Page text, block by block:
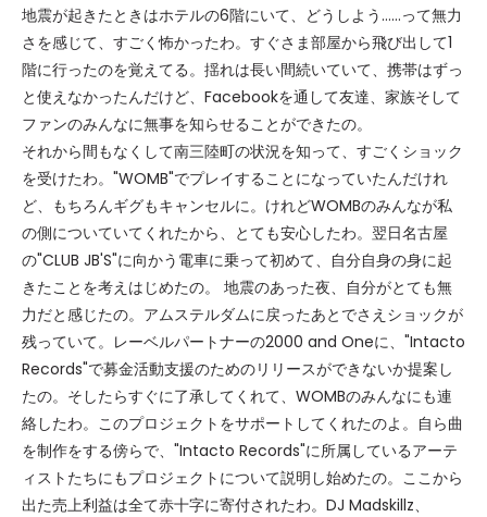
地震が起きたときはホテルの6階にいて、どうしよう……って無力
さを感じて、すごく怖かったわ。すぐさま部屋から飛び出して1
階に行ったのを覚えてる。揺れは長い間続いていて、携帯はずっ
と使えなかったんだけど、Facebookを通して友達、家族そして
ファンのみんなに無事を知らせることができたの。
それから間もなくして南三陸町の状況を知って、すごくショック
を受けたわ。"WOMB"でプレイすることになっていたんだけれ
ど、もちろんギグもキャンセルに。けれどWOMBのみんなが私
の側についていてくれたから、とても安心したわ。翌日名古屋
の"CLUB JB'S"に向かう電車に乗って初めて、自分自身の身に起
きたことを考えはじめたの。 地震のあった夜、自分がとても無
力だと感じたの。アムステルダムに戻ったあとでさえショックが
残っていて。レーベルパートナーの2000 and Oneに、"Intacto
Records"で募金活動支援のためのリリースができないか提案し
たの。そしたらすぐに了承してくれて、WOMBのみんなにも連
絡したわ。このプロジェクトをサポートしてくれたのよ。自ら曲
を制作をする傍らで、"Intacto Records"に所属しているアーテ
ィストたちにもプロジェクトについて説明し始めたの。ここから
出た売上利益は全て赤十字に寄付されたわ。DJ Madskillz、